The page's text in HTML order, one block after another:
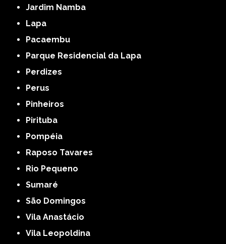
Jardim Namba
Lapa
Pacaembu
Parque Residencial da Lapa
Perdizes
Perus
Pinheiros
Pirituba
Pompéia
Raposo Tavares
Rio Pequeno
Sumaré
São Domingos
Vila Anastácio
Vila Leopoldina